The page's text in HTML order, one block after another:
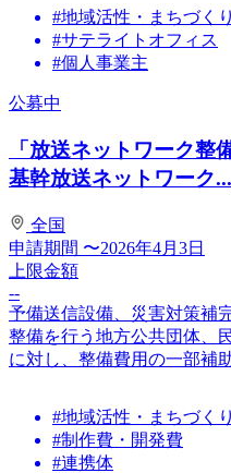
#地域活性・まちづくり
#サテライトオフィス
#個人事業主
公募中
「放送ネットワーク整
基幹放送ネットワーク...
全国
申請期間 〜2026年4月3日
上限金額
--
予備送信設備、災害対策補
整備を行う地方公共団体、
に対し、整備費用の一部補
#地域活性・まちづくり
#制作費・開発費
#連携体